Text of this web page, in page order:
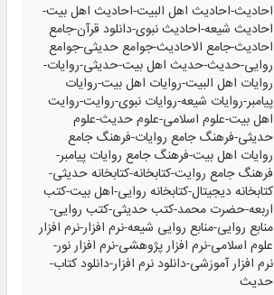
احادیث-احادیث اهل البیت-احادیث اهل بیت-
احادیث شیعه-احادیث نبوی-دانلود قرآن-جامع
احادیث-جامع الاحادیث-جوامع حدیثی-جوامع
روایی-حدیث-حدیث اهل بیت-حدیثی-روایات-
روایات اهل البیت-روایات اهل بیت-روایات
پیامبر-روایات شیعه-روایات نبوی-روایت-روایت
اهل بیت-علوم اسلامی-علوم حدیث-علوم
حدیثی-فرهنگ جامع روایات-فرهنگ جامع
روایات اهل بیت-فرهنگ جامع روایات پیامبر-
فرهنگ جامع روایت-کتابخانه-کتابخانه حدیثی-
کتابخانه دیجیتال-کتابخانه روایی-اهل بیت-کتب
اربعه-حضرت محمد-کتب حدیثی-کتب روایی-
منابع روایی-منابع روایی شیعه-نرم افزار-نرم افزار
علوم اسلامی-نرم افزار پژوهشی-نرم افزار نور-
نرم افزار آموزشی-دانلود نرم افزار-دانلود کتاب-
حدیث